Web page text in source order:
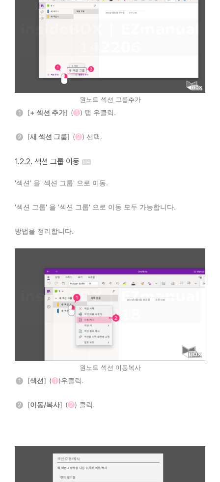
원노트 섹션 그룹추가
1 [+ 섹션 추가] ( 1 ) 탭 우클릭.
2 [새 섹션 그룹] ( 2 ) 선택.
1.2.2. 섹션 그룹 이동
'섹션' 을 '섹션 그룹' 으로 이동.
'섹션 그룹' 을 '섹션 그룹' 으로 이동 모두 가능합니다.
방법을 정리합니다.
원노트 섹션 이동복사
1 [색션] ( 1 )우클릭.
2 [이동/복사] ( 2 ) 클릭.